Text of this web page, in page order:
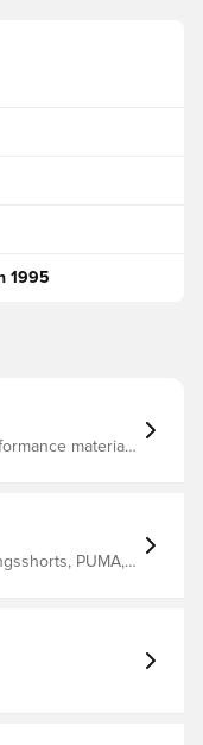
1995
materials
PUMA,